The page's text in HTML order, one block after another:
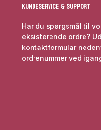
Kundeservice & Support
Har du spørgsmål til
eksisterende ordre?
kontaktformular
ordrenummer ved